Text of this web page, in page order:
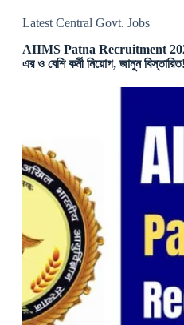
Latest Central Govt. Jobs
AIIMS Patna Recruitment
এর ও বেশি কর্মী নিয়োগ, জানুন বিস্তারিত!